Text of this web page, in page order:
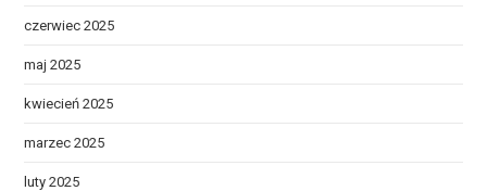
czerwiec 2025
maj 2025
kwiecień 2025
marzec 2025
luty 2025